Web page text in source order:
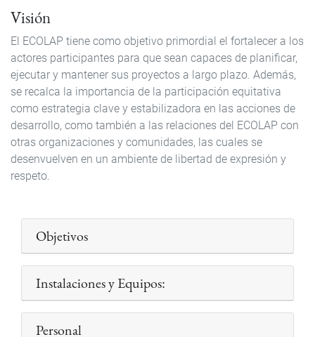
Visión
El ECOLAP tiene como objetivo primordial el fortalecer a los
actores participantes para que sean capaces de planificar,
ejecutar y mantener sus proyectos a largo plazo. Además,
se recalca la importancia de la participación equitativa
como estrategia clave y estabilizadora en las acciones de
desarrollo, como también a las relaciones del ECOLAP con
otras organizaciones y comunidades, las cuales se
desenvuelven en un ambiente de libertad de expresión y
respeto.
Objetivos
Instalaciones y Equipos:
Personal